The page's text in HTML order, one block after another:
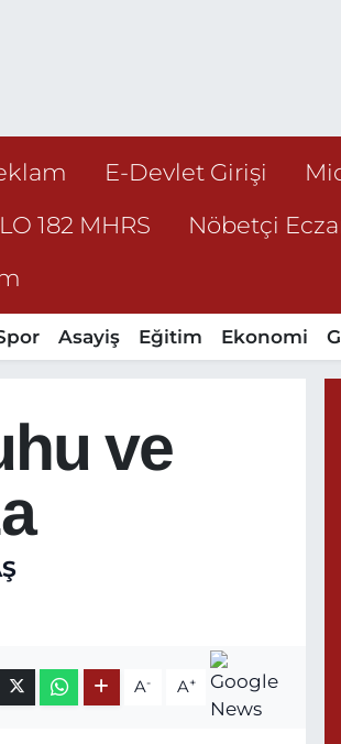
E-Devlet Girişi
182 MHRS Nöbetçi
Asayiş Eğitim Ekonomi
ve
A- A+